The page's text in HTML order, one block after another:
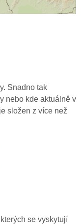
Snadno tak
nebo kde aktuálně v
složen z více než
se vyskytují